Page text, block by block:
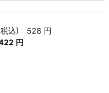
税込) 528 円
円